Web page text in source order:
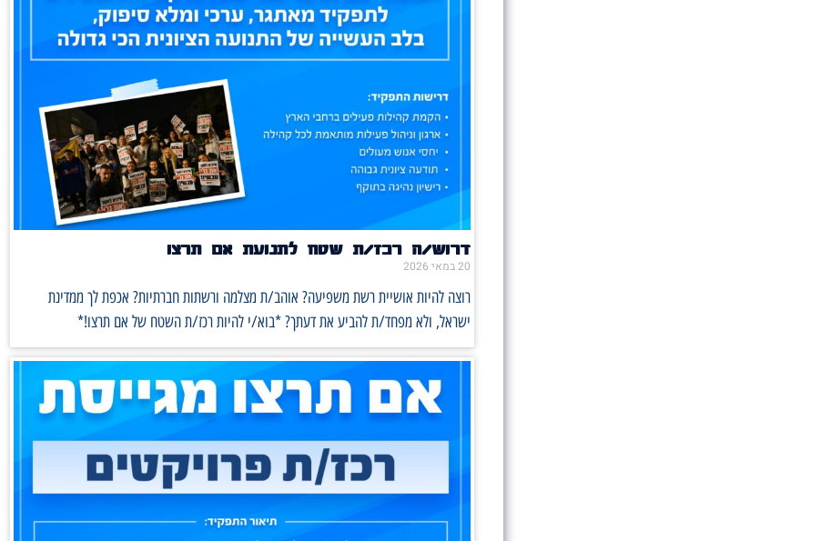
דרוש/ה רכז/ת שטח לתנועת אם תרצו
20 במאי 2026
רוצה להיות אושיית רשת משפיעה? אוהב/ת מצלמה ורשתות חברתיות? אכפת לך ממדינת
ישראל, ולא מפחד/ת להביע את דעתך? *בוא/י להיות רכז/ת השטח של אם תרצו!*